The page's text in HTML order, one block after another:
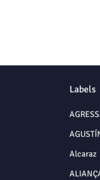
Labels
Alcaraz